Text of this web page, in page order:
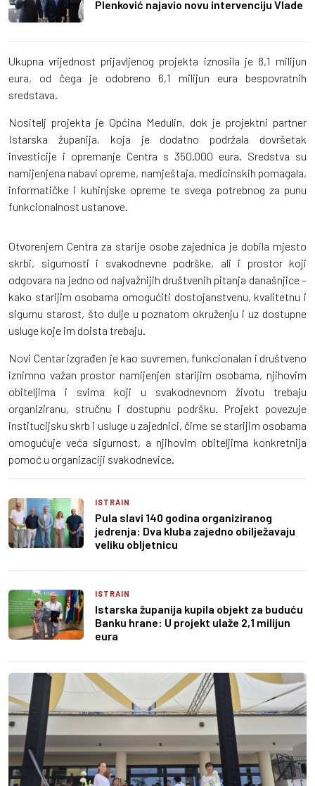
Plenković najavio novu intervenciju Vlade
Ukupna vrijednost prijavljenog projekta iznosila je 8,1 milijun
eura, od čega je odobreno 6,1 milijun eura bespovratnih
sredstava.
Nositelj projekta je Općina Medulin, dok je projektni partner
Istarska županija, koja je dodatno podržala dovršetak
investicije i opremanje Centra s 350.000 eura. Sredstva su
namijenjena nabavi opreme, namještaja, medicinskih pomagala,
informatičke i kuhinjske opreme te svega potrebnog za punu
funkcionalnost ustanove.
Otvorenjem Centra za starije osobe zajednica je dobila mjesto
skrbi, sigurnosti i svakodnevne podrške, ali i prostor koji
odgovara na jedno od najvažnijih društvenih pitanja današnjice –
kako starijim osobama omogućiti dostojanstvenu, kvalitetnu i
sigurnu starost, što dulje u poznatom okruženju i uz dostupne
usluge koje im doista trebaju.
Novi Centar izgrađen je kao suvremen, funkcionalan i društveno
iznimno važan prostor namijenjen starijim osobama, njihovim
obiteljima i svima koji u svakodnevnom životu trebaju
organiziranu, stručnu i dostupnu podršku. Projekt povezuje
institucijsku skrb i usluge u zajednici, čime se starijim osobama
omogućuje veća sigurnost, a njihovim obiteljima konkretnija
pomoć u organizaciji svakodnevice.
ISTRAIN
Pula slavi 140 godina organiziranog
jedrenja: Dva kluba zajedno obilježavaju
veliku obljetnicu
ISTRAIN
Istarska županija kupila objekt za buduću
Banku hrane: U projekt ulaže 2,1 milijun
eura